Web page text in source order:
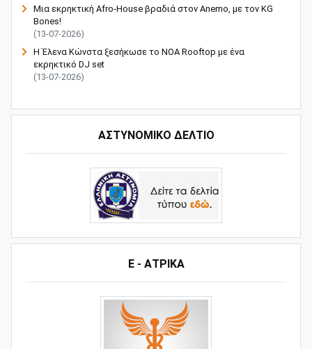
Μια εκρηκτική Afro-House βραδιά στον Anemo, με τον KG
Bones!
(13-07-2026)
Η Έλενα Κώνστα ξεσήκωσε το NOA Rooftop με ένα
εκρηκτικό DJ set
(13-07-2026)
ΑΣΤΥΝΟΜΙΚΟ ΔΕΛΤΙΟ
Ε - ΑΤΡΙΚΑ